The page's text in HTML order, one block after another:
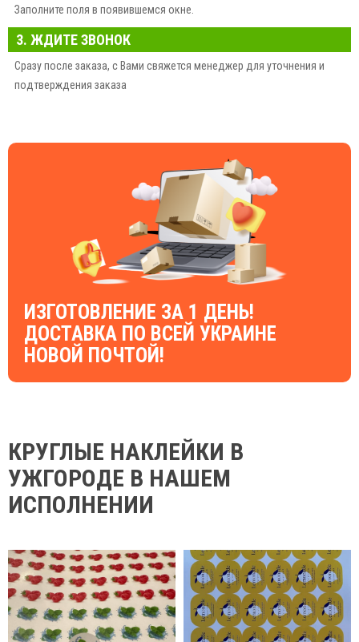
Заполните поля в появившемся окне.
3. ЖДИТЕ ЗВОНОК
Сразу после заказа, с Вами свяжется менеджер для уточнения и
подтверждения заказа
ИЗГОТОВЛЕНИЕ ЗА 1 ДЕНЬ!
ДОСТАВКА ПО ВСЕЙ УКРАИНЕ
НОВОЙ ПОЧТОЙ!
КРУГЛЫЕ НАКЛЕЙКИ В
УЖГОРОДЕ В НАШЕМ
ИСПОЛНЕНИИ